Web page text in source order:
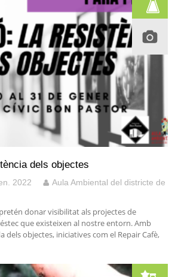
dels objectes
2022
Aula Ambiental del districte de
donar visibilitat als projectes de
que existeixen al nostre entorn. Amb
dels objectes, iniciatives com el Repair Cafè,